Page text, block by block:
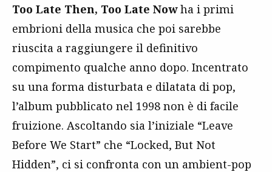
Too Late Then, Too Late Nowha i primi
embrioni della musica che poi sarebbe
riuscita a raggiungere il definitivo
compimento qualche anno dopo. Incentrato
su una forma disturbata e dilatata di pop,
l’album pubblicato nel 1998 non è di facile
fruizione. Ascoltando sia l’iniziale “Leave
Before We Start” che “Locked, But Not
Hidden”, ci si confronta con un ambient-pop